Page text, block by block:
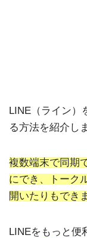
LINE（ライン）
る方法を紹介し
複数端末で同期
にでき、トーク
開いたりもでき
LINEをもっと便